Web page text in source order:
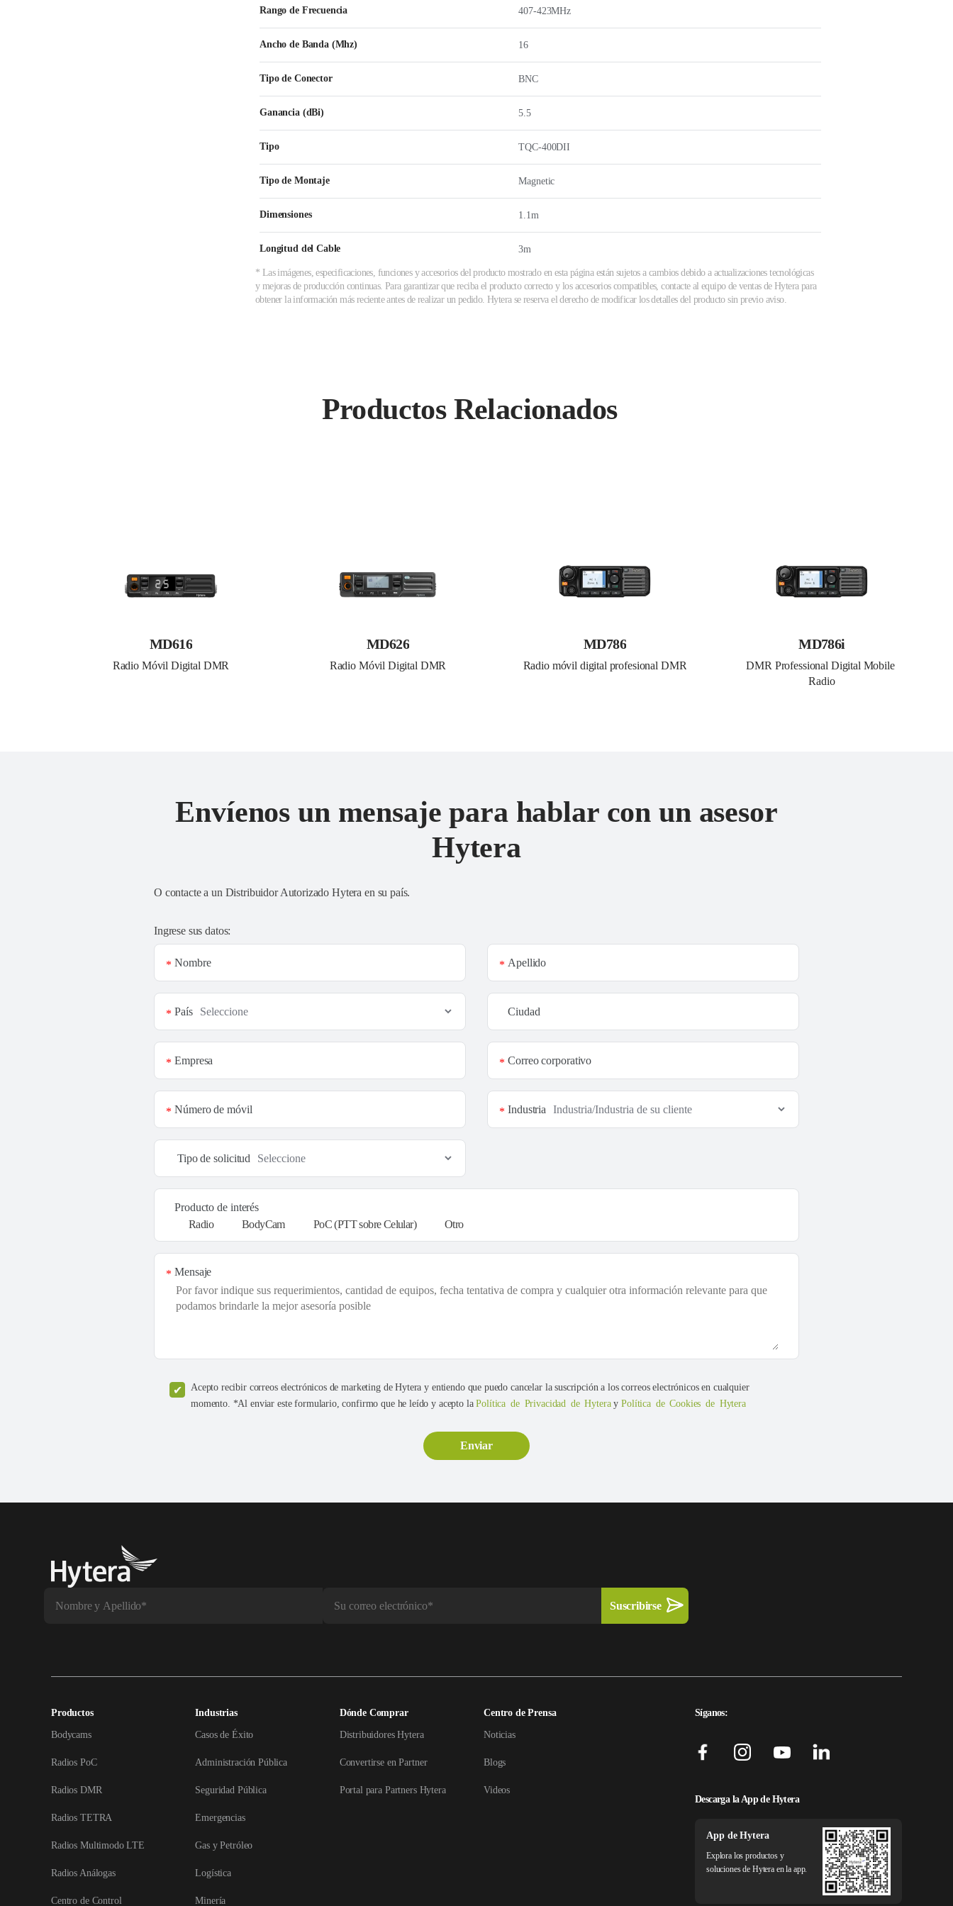
Rango de Frecuencia 407-423MHz
Ancho de Banda (Mhz) 16
Tipo de Conector BNC
Ganancia (dBi) 5.5
Tipo TQC-400DII
Tipo de Montaje Magnetic
Dimensiones 1.1m
Longitud del Cable 3m
* Las imágenes, especificaciones, funciones y accesorios del producto mostrado en esta página están sujetos a cambios debido a actualizaciones tecnológicas
y mejoras de producción continuas. Para garantizar que reciba el producto correcto y los accesorios compatibles, contacte al equipo de ventas de Hytera para
obtener la información más reciente antes de realizar un pedido. Hytera se reserva el derecho de modificar los detalles del producto sin previo aviso.
Productos Relacionados
MD616
Radio Móvil Digital DMR
MD626
Radio Móvil Digital DMR
MD786
Radio móvil digital profesional DMR
MD786i
DMR Professional Digital Mobile
Radio
Envíenos un mensaje para hablar con un asesor
Hytera
O contacte a un Distribuidor Autorizado Hytera en su país.
Ingrese sus datos:
Nombre
* Apellido
*
País
* Ciudad
Empresa
* Correo corporativo
*
Número de móvil
* Industria
*
Tipo de solicitud
Producto de interés
Radio
BodyCam PoC (PTT sobre Celular) Otro
Mensaje
*
Acepto recibir correos electrónicos de marketing de Hytera y entiendo que puedo cancelar la suscripción a los correos electrónicos en cualquier
momento. *Al enviar este formulario, confirmo que he leído y acepto laPolítica de Privacidad de HyterayPolítica de Cookies de Hytera
Productos
Bodycams
Radios PoC
Radios DMR
Radios TETRA
Radios Multimodo LTE
Radios Análogas
Centro de Control
Industrias
Casos de Éxito
Administración Pública
Seguridad Pública
Emergencias
Gas y Petróleo
Logística
Minería
Dónde Comprar
Distribuidores Hytera
Convertirse en Partner
Portal para Partners Hytera
Centro de Prensa
Noticias
Blogs
Videos
Síganos:
Descarga la App de Hytera
App de Hytera
Explora los productos y
soluciones de Hytera en la app.